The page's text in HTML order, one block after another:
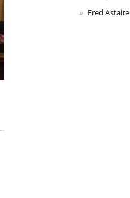
Fred Astaire